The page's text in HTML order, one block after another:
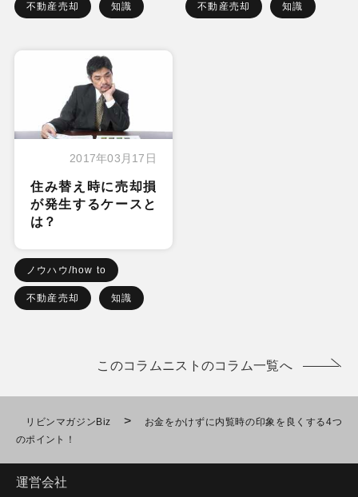
不動産売却 知識 不動産売却 知識
2017年03月17日
住み替え時に売却損
が発生するケースと
は？
ノウハウ/how to
不動産売却 知識
このコラムニストのコラム一覧へ
リビンマガジンBiz >
お金をかけずに内覧時の印象を良くする4つ
のポイント！
運営会社